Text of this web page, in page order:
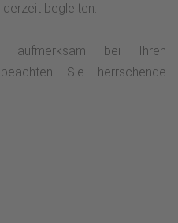
begleiten.
aufmerksam bei Ihren
Sie herrschende